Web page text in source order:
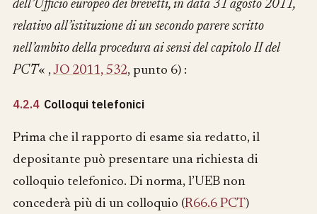
dell’Ufficio europeo dei brevetti, in data 31 agosto 2011,
relativo all’istituzione di un secondo parere scritto
nell’ambito della procedura ai sensi del capitolo II del
PCT« ,JO 2011, 532, punto 6) :
4.2.4 Colloqui telefonici
Prima che il rapporto di esame sia redatto, il
depositante può presentare una richiesta di
colloquio telefonico. Di norma, l’UEB non
concederà più di un colloquio (R66.6 PCT)